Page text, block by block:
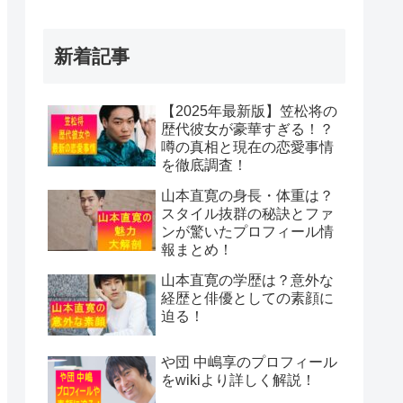
新着記事
【2025年最新版】笠松将の
歴代彼女が豪華すぎる！？
噂の真相と現在の恋愛事情
を徹底調査！
山本直寛の身長・体重は？
スタイル抜群の秘訣とファ
ンが驚いたプロフィール情
報まとめ！
山本直寛の学歴は？意外な
経歴と俳優としての素顔に
迫る！
や団 中嶋享のプロフィール
をwikiより詳しく解説！